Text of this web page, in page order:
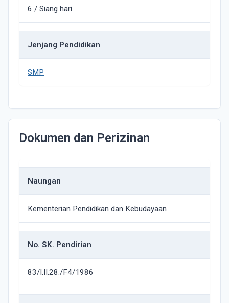
6 / Siang hari
Jenjang Pendidikan
SMP
Dokumen dan Perizinan
Naungan
Kementerian Pendidikan dan Kebudayaan
No. SK. Pendirian
83/I.II.28./F4/1986